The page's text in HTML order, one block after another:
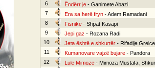
6
Ëndërr je- Ganimete Abazi
7
Era sa herë fryn- Adem Ramadani
8
Fisnike- Shpat Kasapi
9
Jepi gaz - Rozana Radi
10
Jeta është e shkurtër- Rifadije
11
Kumanovare vajzë bujare- Pandora
12
Lule Mimoze- Mimoza Mustafa,